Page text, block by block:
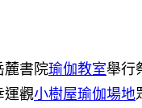
麓書院瑜伽教室舉行
運觀小樹屋瑜伽場地